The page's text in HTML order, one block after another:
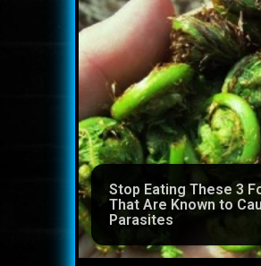
Stop Eating These 3
That Are Known to
Parasites